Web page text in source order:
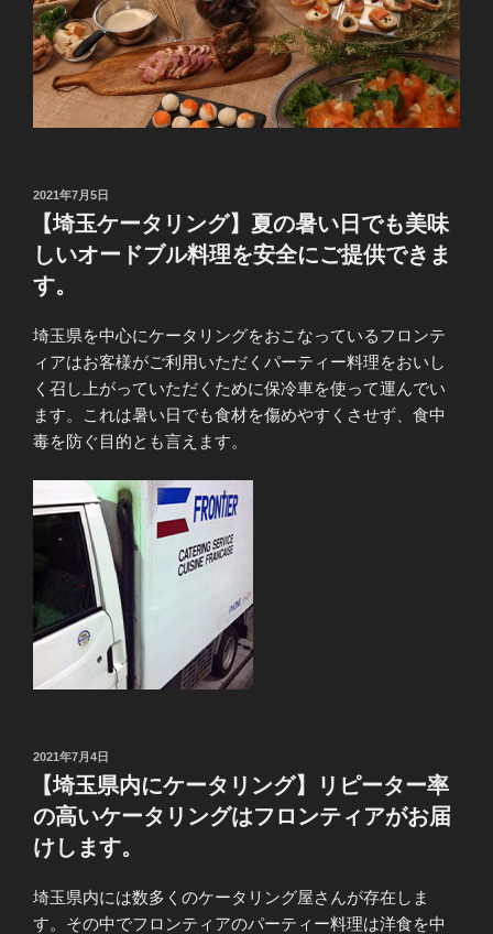
投
日:
2021年7月5日
【埼玉ケータリング】夏の暑い日でも美味
しいオードブル料理を安全にご提供できま
す。
埼玉県を中心にケータリングをおこなっているフロンテ
ィアはお客様がご利用いただくパーティー料理をおいし
く召し上がっていただくために保冷車を使って運んでい
ます。これは暑い日でも食材を傷めやすくさせず、食中
毒を防ぐ目的とも言えます。
投
日:
2021年7月4日
【埼玉県内にケータリング】リピーター率
の高いケータリングはフロンティアがお届
けします。
埼玉県内には数多くのケータリング屋さんが存在しま
す。その中でフロンティアのパーティー料理は洋食を中